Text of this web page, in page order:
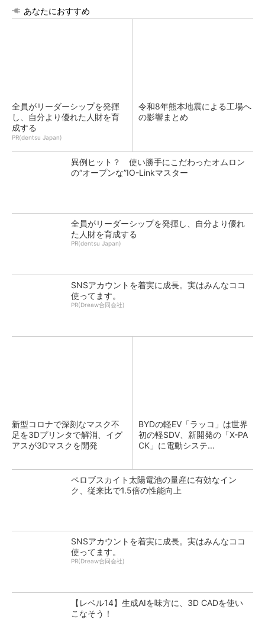
あなたにおすすめ
全員がリーダーシップを発揮
し、自分より優れた人財を育
成する
PR(dentsu Japan)
令和8年熊本地震による工場へ
の影響まとめ
異例ヒット？ 使い勝手にこだわったオムロン
の“オープンな”IO-Linkマスター
全員がリーダーシップを発揮し、自分より優れ
た人財を育成する
PR(dentsu Japan)
SNSアカウントを着実に成長。実はみんなココ
使ってます。
PR(Dreaw合同会社)
新型コロナで深刻なマスク不
足を3Dプリンタで解消、イグ
アスが3Dマスクを開発
BYDの軽EV「ラッコ」は世界
初の軽SDV、新開発の「X-PA
CK」に電動システ...
ペロブスカイト太陽電池の量産に有効なイン
ク、従来比で1.5倍の性能向上
SNSアカウントを着実に成長。実はみんなココ
使ってます。
PR(Dreaw合同会社)
【レベル14】生成AIを味方に、3D CADを使い
こなそう！